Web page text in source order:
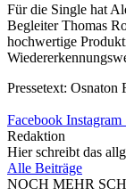
Für die Single hat
Begleiter Thomas
hochwertige
Pressetext: Osnaton
Facebook Instagram
Redaktion
Hier schreibt das
Alle Beiträge
NOCH MEHR